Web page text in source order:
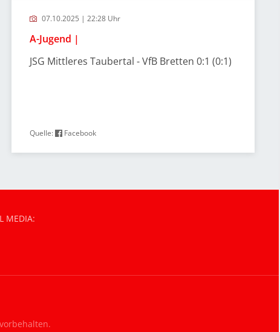
07.10.2025 | 22:28 Uhr
A-Jugend |
JSG Mittleres Taubertal - VfB Bretten 0:1 (0:1)
Quelle: Facebook
MEDIA: